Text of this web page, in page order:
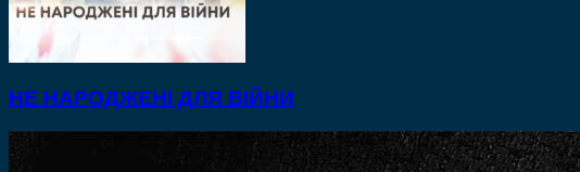
НЕ НАРОДЖЕНІ ДЛЯ ВІЙНИ